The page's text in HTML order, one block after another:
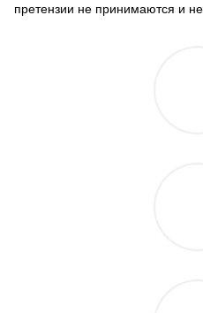
претензии не принимаются и